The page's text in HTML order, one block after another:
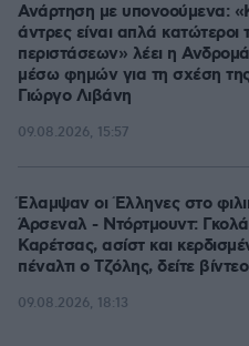
Ανάρτηση με υπονοούμενα:
άντρες είναι απλά κατώτεροι
περιστάσεων» λέει η
μέσω φημών για τη σχέση
Γιώργο Λιβάνη
09.08.2026, 15:57
Έλαμψαν οι Έλληνες στο
Άρσεναλ - Ντόρτμουντ:
Καρέτσας, ασίστ και
πέναλτι ο Τζόλης, δείτε βίντεο
09.08.2026, 18:13